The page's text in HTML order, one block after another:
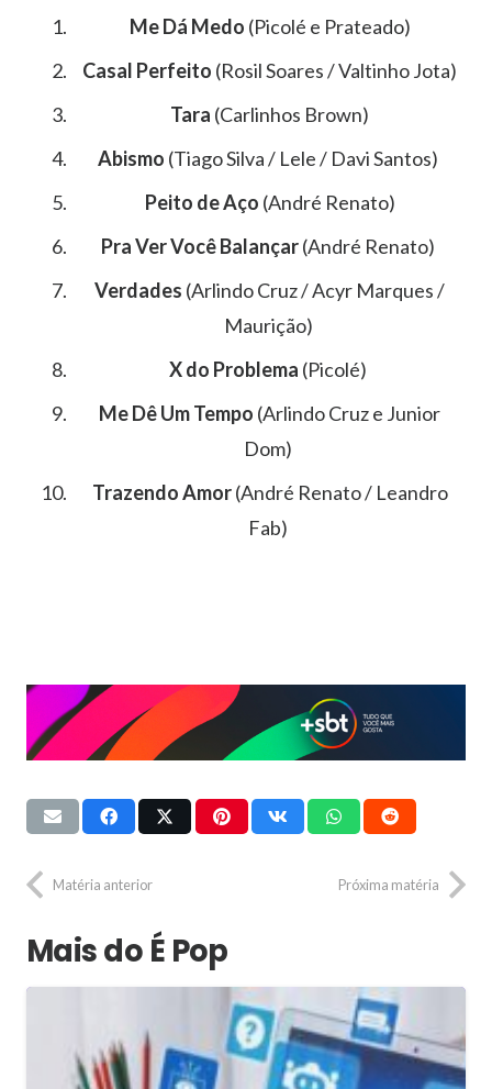
Me Dá Medo (Picolé e Prateado)
Casal Perfeito (Rosil Soares / Valtinho Jota)
Tara (Carlinhos Brown)
Abismo (Tiago Silva / Lele / Davi Santos)
Peito de Aço (André Renato)
Pra Ver Você Balançar(André Renato)
Verdades (Arlindo Cruz / Acyr Marques /
Maurição)
X do Problema (Picolé)
Me Dê Um Tempo (Arlindo Cruz e Junior
Dom)
Trazendo Amor(André Renato / Leandro
Fab)
Matéria anterior Próxima matéria
Mais do É Pop